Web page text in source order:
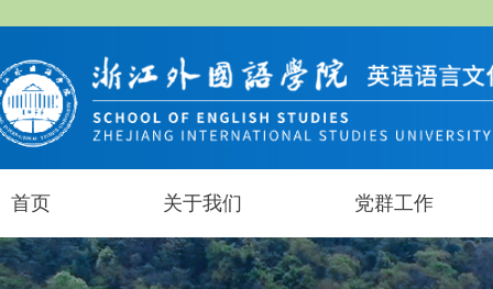
首页 关于我们 党群工作